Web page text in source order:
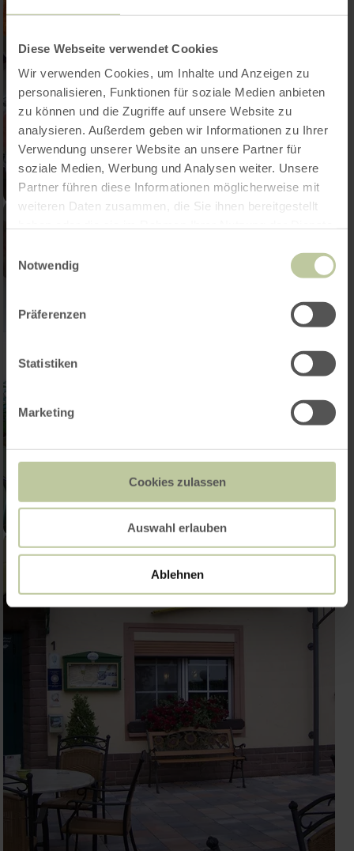
Diese Webseite verwendet Cookies
Wir verwenden Cookies, um Inhalte und Anzeigen zu
personalisieren, Funktionen für soziale Medien anbieten
zu können und die Zugriffe auf unsere Website zu
analysieren. Außerdem geben wir Informationen zu Ihrer
Verwendung unserer Website an unsere Partner für
soziale Medien, Werbung und Analysen weiter. Unsere
Partner führen diese Informationen möglicherweise mit
weiteren Daten zusammen, die Sie ihnen bereitgestellt
Notwendig
Präferenzen
Statistiken
Marketing
Cookies zulassen
Auswahl erlauben
Ablehnen